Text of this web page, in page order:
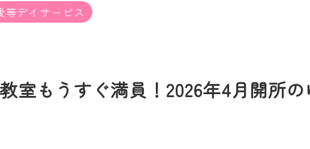
等デイサービス
室もうすぐ満員！2026年4月開所